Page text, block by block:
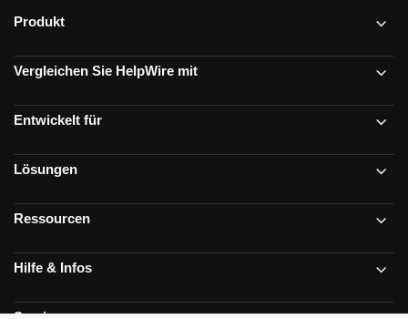
Produkt
Vergleichen Sie HelpWire mit
Entwickelt für
Lösungen
Ressourcen
Hilfe & Infos